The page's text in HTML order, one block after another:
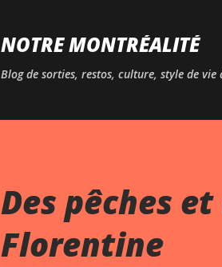
NOTRE MONTRÉALITÉ
Blog de sorties, restos, culture, style de vie
Des pêches
Florentine